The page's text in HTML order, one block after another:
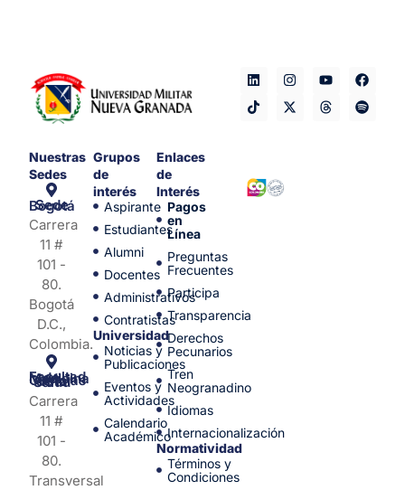
Nuestras
Sedes
Sede Bogotá
Carrera
11 #
101 -
80.
Bogotá
D.C.,
Colombia.
Facultad de Medicina y Ciencias de la Salud
Carrera
11 #
101 -
80.
Transversal
Grupos
de
interés
Aspirante
Estudiantes
Alumni
Docentes
Administrativos
Contratistas
Universidad
Noticias y
Publicaciones
Eventos y
Actividades
Calendario
Académico
Enlaces
de
Interés
Pagos
en
Línea
Preguntas
Frecuentes
Participa
Transparencia
Derechos
Pecunarios
Tren
Neogranadino
Idiomas
Internacionalización
Normatividad
Términos y
Condiciones